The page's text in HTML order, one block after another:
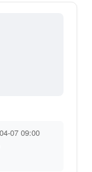
07 09:00